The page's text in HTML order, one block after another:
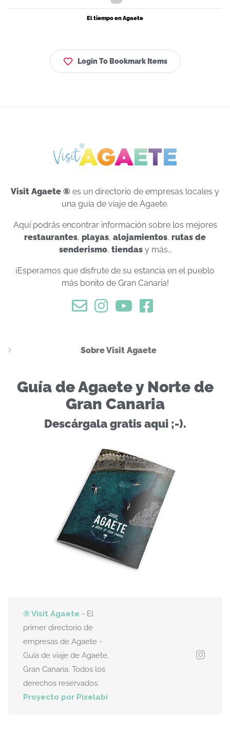
El tiempo en Agaete
Login To Bookmark Items
Visit Agaete ® es un directorio de empresas locales y
una guía de viaje de Agaete.
Aquí podrás encontrar información sobre los mejores
restaurantes, playas, alojamientos, rutas de
senderismo, tiendasy más…
¡Esperamos que disfrute de su estancia en el pueblo
más bonito de Gran Canaria!
Sobre Visit Agaete
Guía de Agaete y Norte de
Gran Canaria
Descárgala gratis aqui ;-).
® Visit Agaete - El
primer directorio de
empresas de Agaete -
Guía de viaje de Agaete,
Gran Canaria. Todos los
derechos reservados.
Proyecto por Pixelabi